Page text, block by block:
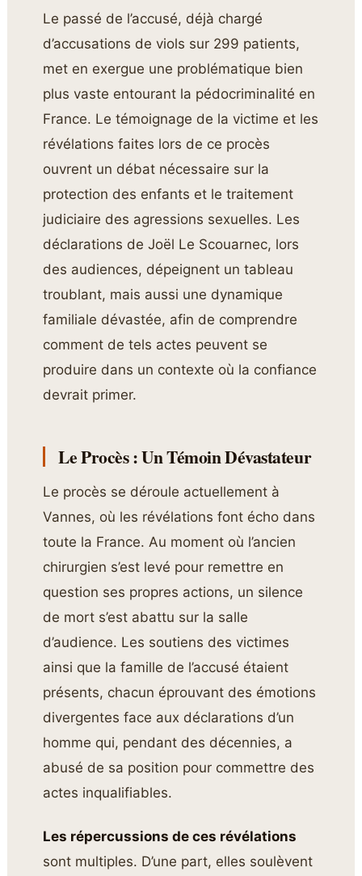
Le passé de l’accusé, déjà chargé
d’accusations de viols sur 299 patients,
met en exergue une problématique bien
plus vaste entourant la pédocriminalité en
France. Le témoignage de la victime et les
révélations faites lors de ce procès
ouvrent un débat nécessaire sur la
protection des enfants et le traitement
judiciaire des agressions sexuelles. Les
déclarations de Joël Le Scouarnec, lors
des audiences, dépeignent un tableau
troublant, mais aussi une dynamique
familiale dévastée, afin de comprendre
comment de tels actes peuvent se
produire dans un contexte où la confiance
devrait primer.
Le Procès : Un Témoin Dévastateur
Le procès se déroule actuellement à
Vannes, où les révélations font écho dans
toute la France. Au moment où l’ancien
chirurgien s’est levé pour remettre en
question ses propres actions, un silence
de mort s’est abattu sur la salle
d’audience. Les soutiens des victimes
ainsi que la famille de l’accusé étaient
présents, chacun éprouvant des émotions
divergentes face aux déclarations d’un
homme qui, pendant des décennies, a
abusé de sa position pour commettre des
actes inqualifiables.
Les répercussions de ces révélations
sont multiples. D’une part, elles soulèvent